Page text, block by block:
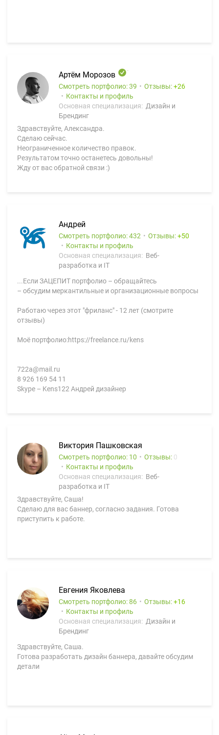
Артём Морозов
Смотреть портфолио: 39 Отзывы:
26
Контакты и профиль
Основная специализация: Дизайн и
Брендинг
Здравствуйте, Александра.
Сделаю сейчас.
Неограниченное количество правок.
Результатом точно останетесь довольны!
Жду от вас обратной связи :)
Андрей
Смотреть портфолио: 432 Отзывы:
50
Контакты и профиль
Основная специализация: Веб-
разработка и IT
...Если ЗАЦЕПИТ портфолио – обращайтесь
– обсудим меркантильные и организационные вопросы
Работаю через этот "фриланс" - 12 лет (смотрите
отзывы)
Моё портфолио:https://freelance.ru/kens
722a@mail.ru
8 926 169 54 11
Skype – Kens122 Андрей дизайнер
Виктория Пашковская
Смотреть портфолио: 10 Отзывы: 0
Контакты и профиль
Основная специализация: Веб-
разработка и IT
Здравствуйте, Саша!
Сделаю для вас баннер, согласно задания. Готова
приступить к работе.
Евгения Яковлева
Смотреть портфолио: 86 Отзывы:
16
Контакты и профиль
Основная специализация: Дизайн и
Брендинг
Здравствуйте, Саша.
Готова разработать дизайн баннера, давайте обсудим
детали